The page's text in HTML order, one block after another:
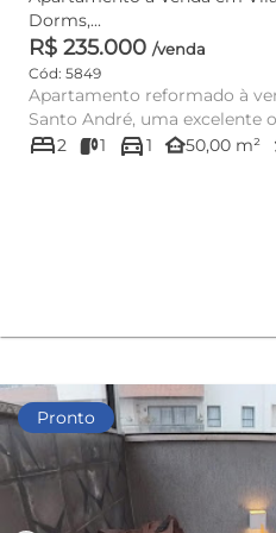
Dorms,...
R$ 235.000 /venda
Cód: 5849
Apartamento reformado à venda na Vila Aquilino, em
Santo André, uma excelente
busca praticidade...
bed2 1 directions_car1 other_houses50,00 m²
Pronto